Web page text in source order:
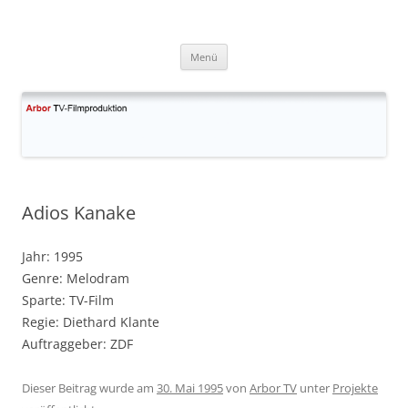
Menü
Adios Kanake
Jahr: 1995
Genre: Melodram
Sparte: TV-Film
Regie: Diethard Klante
Auftraggeber: ZDF
Dieser Beitrag wurde am 30. Mai 1995von Arbor TV unter Projekte